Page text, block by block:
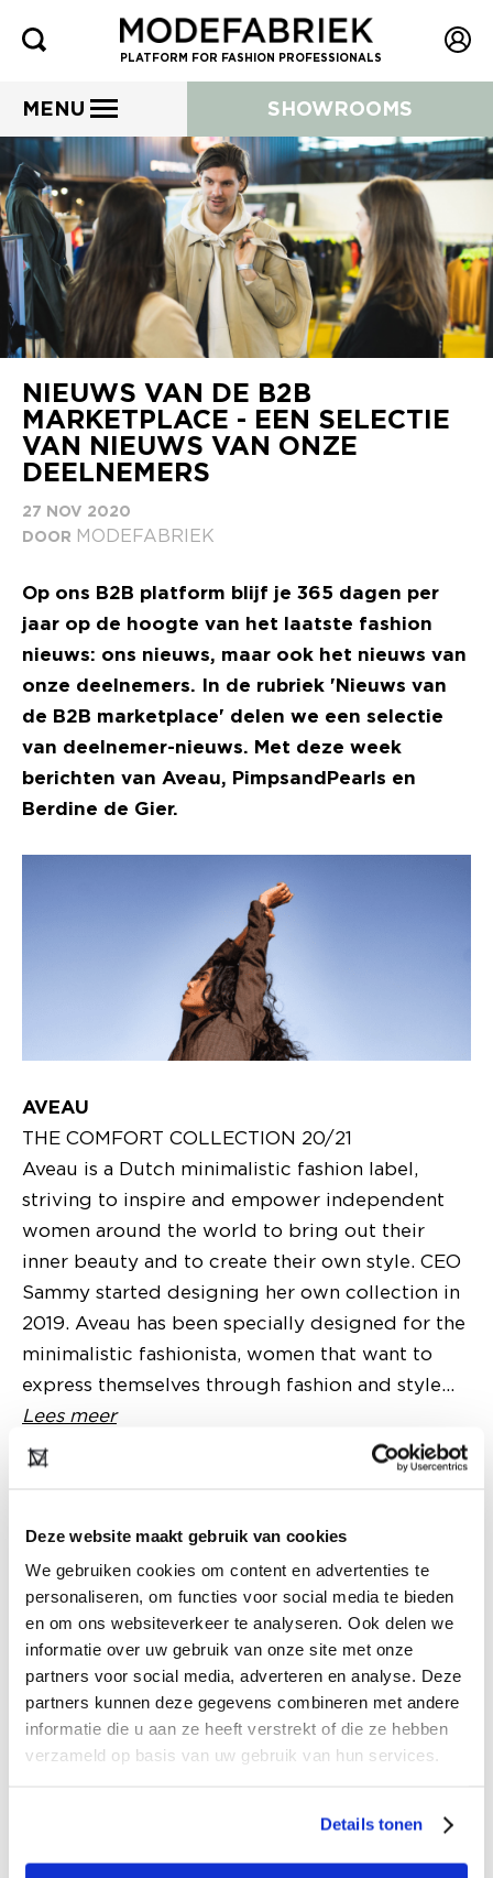
Deze website maakt gebruik van cookies
We gebruiken cookies om content en advertenties te
personaliseren, om functies voor social media te bieden
en om ons websiteverkeer te analyseren. Ook delen we
informatie over uw gebruik van onze site met onze
partners voor social media, adverteren en analyse. Deze
partners kunnen deze gegevens combineren met andere
informatie die u aan ze heeft verstrekt of die ze hebben
verzameld op basis van uw gebruik van hun services.
Details tonen
PLATFORM FOR FASHION PROFESSIONALS
MENU SHOWROOMS
NIEUWS VAN DE B2B
MARKETPLACE - EEN SELECTIE
VAN NIEUWS VAN ONZE
DEELNEMERS
27 NOV 2020
DOOR MODEFABRIEK
Op ons B2B platform blijf je 365 dagen per
jaar op de hoogte van het laatste fashion
nieuws: ons nieuws, maar ook het nieuws van
onze deelnemers. In de rubriek 'Nieuws van
de B2B marketplace' delen we een selectie
van deelnemer-nieuws. Met deze week
berichten van Aveau, PimpsandPearls en
Berdine de Gier.
AVEAU
THE COMFORT COLLECTION 20/21
Aveau is a Dutch minimalistic fashion label,
striving to inspire and empower independent
women around the world to bring out their
inner beauty and to create their own style. CEO
Sammy started designing her own collection in
2019. Aveau has been specially designed for the
minimalistic fashionista, women that want to
express themselves through fashion and style...
Lees meer
PIMPSANDPEARLS
TIJD VOOR IETS NIEUWS!
Naast PimpsandPearls lanceren wij een nieuw
collectie richten we
ons naast de sieraden- en modebranche ook op